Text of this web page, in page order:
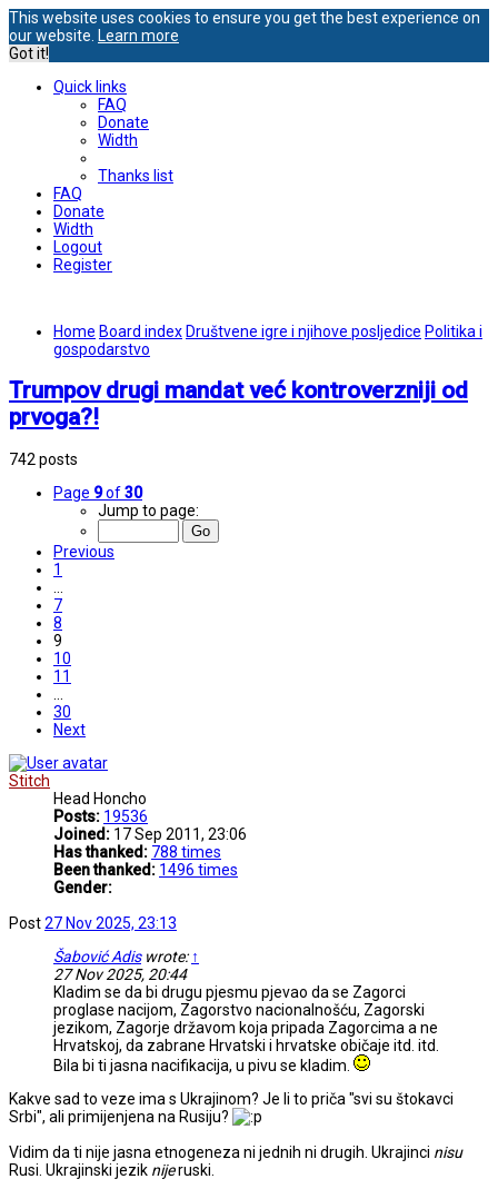
This website uses cookies to ensure you get the best experience on
our website. Learn more
Got it!
Quick links
FAQ
Donate
Width
Thanks list
FAQ
Donate
Width
Logout
Register
Home Board index Društvene igre i njihove posljedice Politika i
gospodarstvo
Trumpov drugi mandat već kontroverzniji od
prvoga?!
742 posts
Page 9of30
Jump to page:
Previous
1
7
8
9
10
11
30
Next
Stitch
Head Honcho
Posts: 19536
Joined: 17 Sep 2011, 23:06
Has thanked: 788 times
Been thanked: 1496 times
Gender:
Post27 Nov 2025, 23:13
Šabović Adiswrote: ↑
27 Nov 2025, 20:44
Kladim se da bi drugu pjesmu pjevao da se Zagorci
proglase nacijom, Zagorstvo nacionalnošću, Zagorski
jezikom, Zagorje državom koja pripada Zagorcima a ne
Hrvatskoj, da zabrane Hrvatski i hrvatske običaje itd. itd.
Bila bi ti jasna nacifikacija, u pivu se kladim.
Kakve sad to veze ima s Ukrajinom? Je li to priča "svi su štokavci
Srbi", ali primijenjena na Rusiju?
Vidim da ti nije jasna etnogeneza ni jednih ni drugih. Ukrajinci nisu
Rusi. Ukrajinski jezik nijeruski.